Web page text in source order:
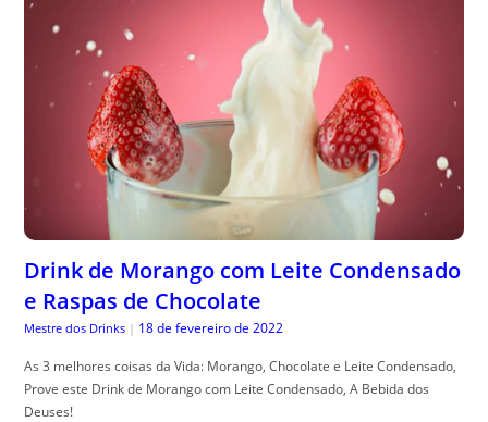
Drink de Morango com Leite Condensado
e Raspas de Chocolate
Mestre dos Drinks | 18 de fevereiro de 2022
As 3 melhores coisas da Vida: Morango, Chocolate e Leite Condensado,
Prove este Drink de Morango com Leite Condensado, A Bebida dos
Deuses!